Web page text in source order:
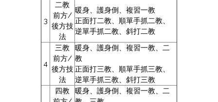
3
二教
前方/
後方技
法
暖身、護身倒、複習一教
正面打二教、順單手抓二教、
逆單手抓二教、斜打二教
4
三教
前方/
後方技
法
暖身、護身倒、複習一教、二
教
正面打三教、順單手抓三教、
逆單手抓三教、斜打三教
四教
暖身、護身倒、複習一教、二